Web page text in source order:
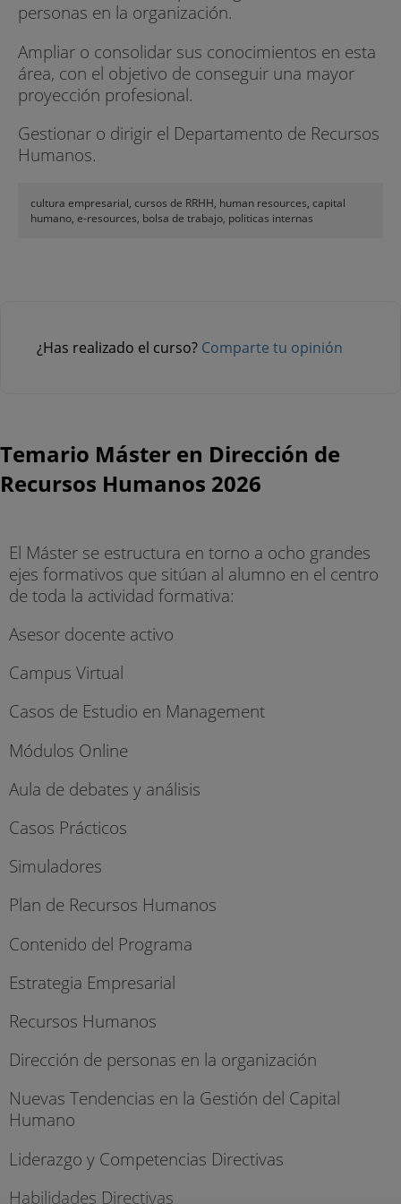
personas en la organización.
Ampliar o consolidar sus conocimientos en esta
área, con el objetivo de conseguir una mayor
proyección profesional.
Gestionar o dirigir el Departamento de Recursos
Humanos.
cultura empresarial, cursos de RRHH, human resources, capital
humano, e-resources, bolsa de trabajo, politicas internas
¿Has realizado el curso? Comparte tu opinión
Temario Máster en Dirección de
Recursos Humanos 2026
El Máster se estructura en torno a ocho grandes
ejes formativos que sitúan al alumno en el centro
de toda la actividad formativa:
Asesor docente activo
Campus Virtual
Casos de Estudio en Management
Módulos Online
Aula de debates y análisis
Casos Prácticos
Simuladores
Plan de Recursos Humanos
Contenido del Programa
Estrategia Empresarial
Recursos Humanos
Dirección de personas en la organización
Nuevas Tendencias en la Gestión del Capital
Humano
Liderazgo y Competencias Directivas
Habilidades Directivas